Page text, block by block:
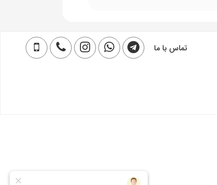
تماس با ما